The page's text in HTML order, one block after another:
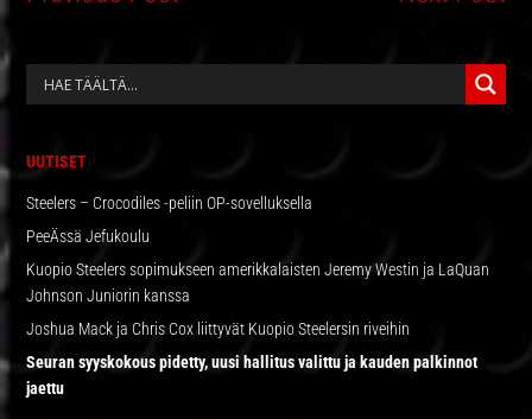
ENSISIJAINEN
UUTISET
Steelers – Crocodiles -peliin OP-sovelluksella
PeeÄssä Jefukoulu
Kuopio Steelers sopimukseen amerikkalaisten Jeremy Westin ja LaQuan
Johnson Juniorin kanssa
Joshua Mack ja Chris Cox liittyvät Kuopio Steelersin riveihin
Seuran syyskokous pidetty, uusi hallitus valittu ja kauden palkinnot
jaettu